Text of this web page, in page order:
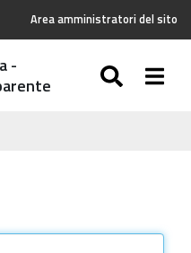
Area amministratori del sito
-